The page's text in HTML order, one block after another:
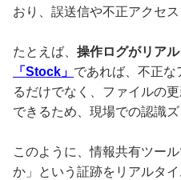
おり、誤送信や不正アクセス
たとえば、 操作ログがリア
「Stock」 であれば、不正な
るだけでなく、ファイルの
できるため、現場での認識ズ
このように、情報共有ツー
か」という証跡をリアルタ